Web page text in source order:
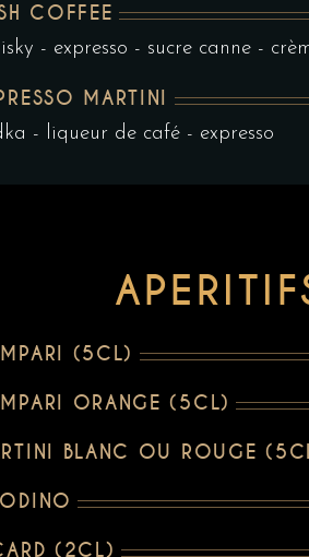
COFFEE
- expresso - sucre canne -
MARTINI
- liqueur de café - expresso
(5CL)
ORANGE (5CL)
BLANC OU ROUGE
(2CL)